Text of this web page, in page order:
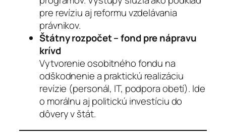
pre revíziu aj reformu vzdelávania
právnikov.
Štátny rozpočet – fond pre nápravu
krívd
Vytvorenie osobitného fondu na
odškodnenie a praktickú realizáciu
revízie (personál, IT, podpora obetí). Ide
o morálnu aj politickú investíciu do
dôvery v štát.